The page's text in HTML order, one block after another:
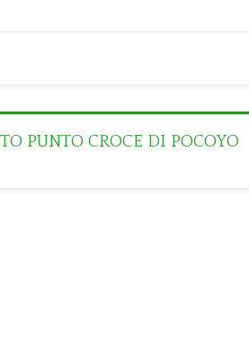
PUNTO CROCE DI POCOYO